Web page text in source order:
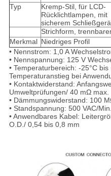
Typ
Kremp-Stil, für LCD-
Rücklichtlampen, mit
sicherem
Strichform,
Merkmal Niedriges Profil
• Nennstrom: 1,0 A
• Nennspannung: 125 V
• Temperaturbereich: -25°C
Temperaturanstieg bei
• Kontaktwiderstand:
Umweltprüfungen/ 40 mΩ max.
• Dämmungswiderstand: 100
• Standspannung: 500 VAC/Min.
• Anwendbares Kabel:
O.D./ 0,54 bis 0,8 mm